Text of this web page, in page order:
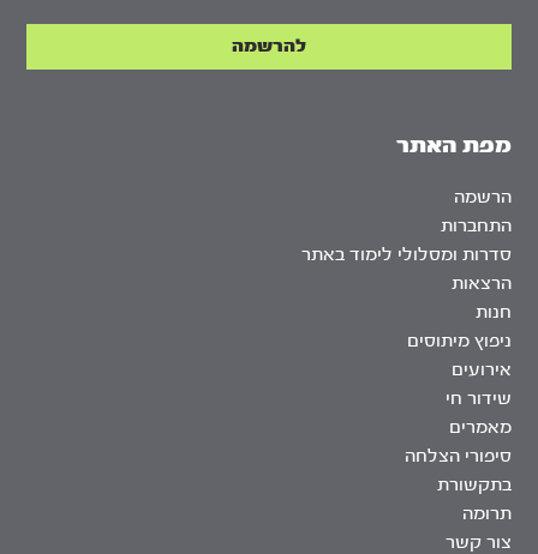
מפת האתר
הרשמה
התחברות
סדרות ומסלולי לימוד באתר
הרצאות
חנות
ניפוץ מיתוסים
אירועים
שידור חי
מאמרים
סיפורי הצלחה
בתקשורת
תרומה
צור קשר